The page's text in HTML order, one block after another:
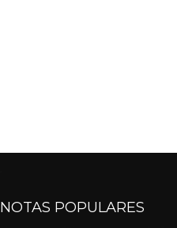
NOTAS POPULARES